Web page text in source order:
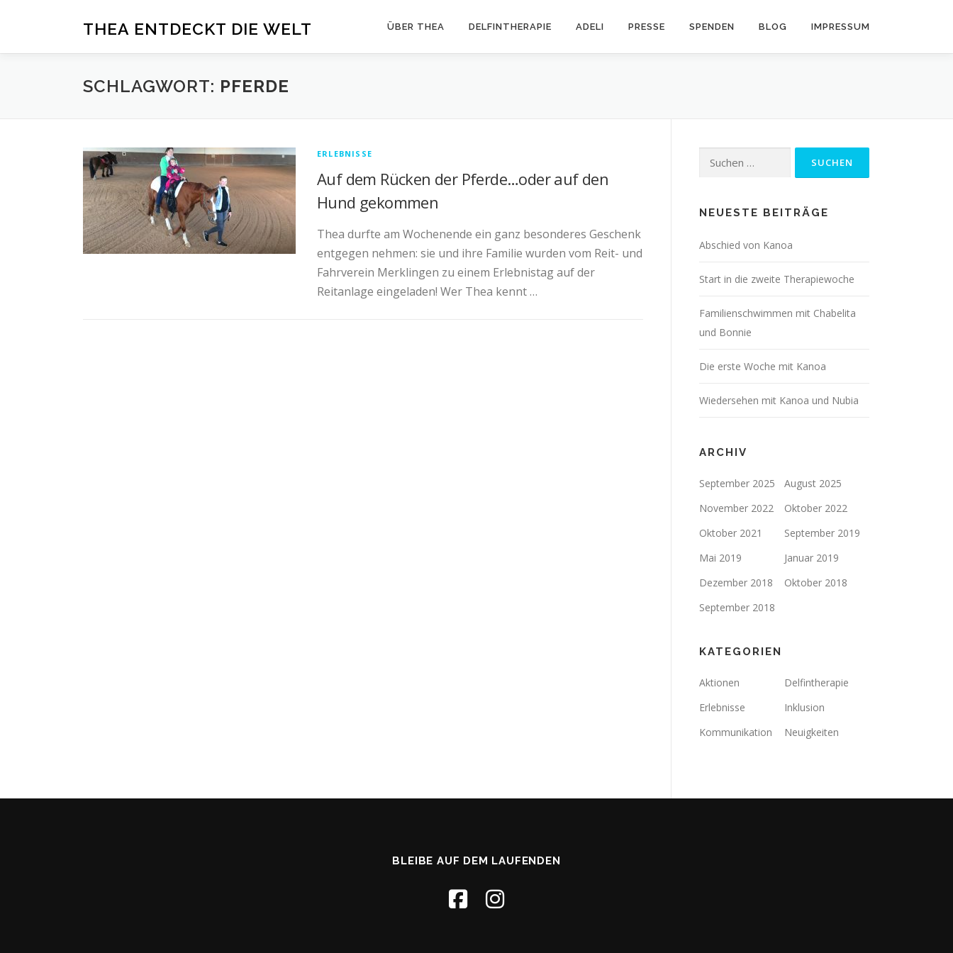
THEA ENTDECKT DIE WELT ÜBER THEA DELFINTHERAPIE ADELI PRESSE SPENDEN BLOG IMPRESSUM
SCHLAGWORT: PFERDE
ERLEBNISSE
Auf dem Rücken der Pferde…oder auf den
Hund gekommen
Thea durfte am Wochenende ein ganz besonderes Geschenk
entgegen nehmen: sie und ihre Familie wurden vom Reit- und
Fahrverein Merklingen zu einem Erlebnistag auf der
Reitanlage eingeladen! Wer Thea kennt …
Suchen
NEUESTE BEITRÄGE
Abschied von Kanoa
Start in die zweite Therapiewoche
Familienschwimmen mit Chabelita
und Bonnie
Die erste Woche mit Kanoa
Wiedersehen mit Kanoa und Nubia
ARCHIV
September 2025
August 2025
November 2022
Oktober 2022
Oktober 2021
September 2019
Mai 2019
Januar 2019
Dezember 2018
Oktober 2018
September 2018
KATEGORIEN
Aktionen
Delfintherapie
Erlebnisse
Inklusion
Kommunikation
Neuigkeiten
BLEIBE AUF DEM LAUFENDEN